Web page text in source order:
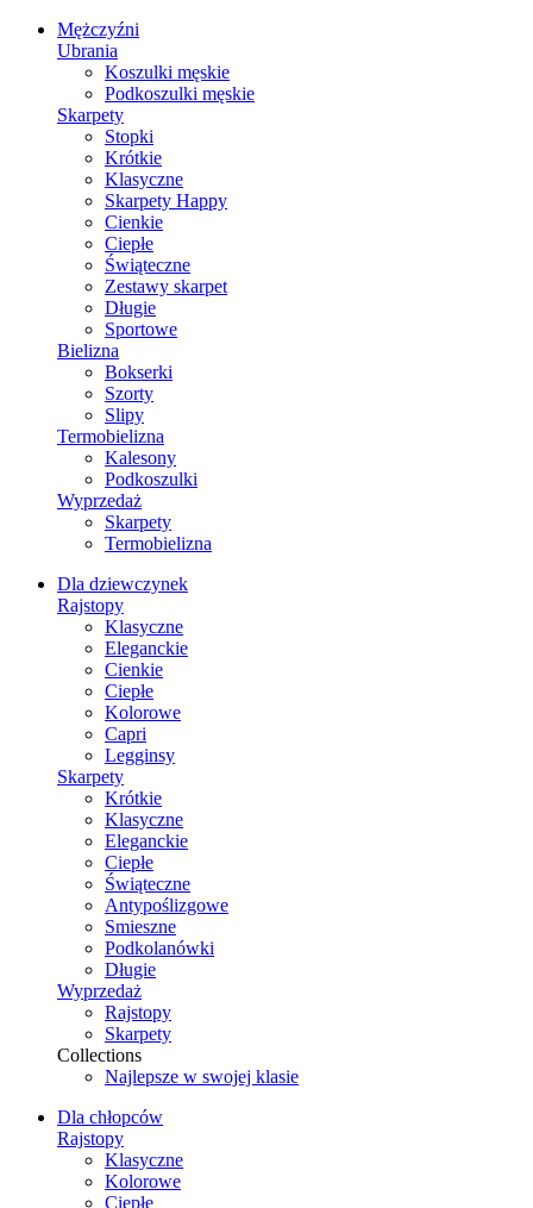
Mężczyźni
Ubrania
Koszulki męskie
Podkoszulki męskie
Skarpety
Stopki
Krótkie
Klasyczne
Skarpety Happy
Cienkie
Ciepłe
Świąteczne
Zestawy skarpet
Długie
Sportowe
Bielizna
Bokserki
Szorty
Slipy
Termobielizna
Kalesony
Podkoszulki
Wyprzedaż
Skarpety
Termobielizna
Dla dziewczynek
Rajstopy
Klasyczne
Eleganckie
Cienkie
Ciepłe
Kolorowe
Capri
Legginsy
Skarpety
Krótkie
Klasyczne
Eleganckie
Ciepłe
Świąteczne
Antypoślizgowe
Smieszne
Podkolanówki
Długie
Wyprzedaż
Rajstopy
Skarpety
Collections
Najlepsze w swojej klasie
Dla chłopców
Rajstopy
Klasyczne
Kolorowe
Ciepłe